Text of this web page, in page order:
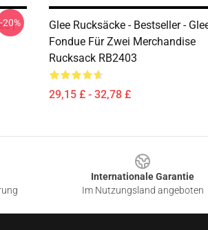
|
-20%
Glee Rucksäcke - Bestseller -
Fondue Für Zwei Merchandise
Rucksack RB2403
29,15 £ - 32,78 £
Internationale Garantie
Im Nutzungsland angeboten